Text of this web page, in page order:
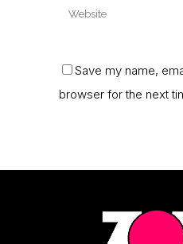
Save my name,
browser for the next